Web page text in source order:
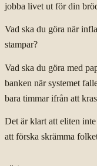
jobba livet ut för din
Vad ska du göra när
stampar?
Vad ska du göra med
banken när systemet
bara timmar ifrån att
Det är klart att eliten
att förska skrämma